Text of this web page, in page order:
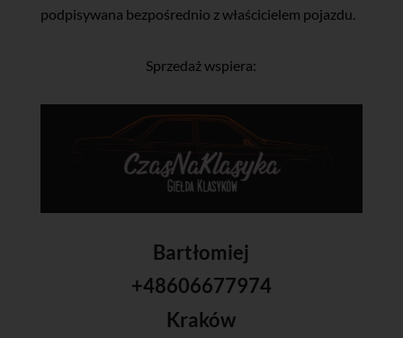
podpisywana bezpośrednio z właścicielem pojazdu.
Sprzedaż wspiera:
Bartłomiej
+48606677974
Kraków